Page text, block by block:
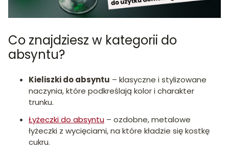
Co znajdziesz w kategorii do
absyntu?
Kieliszki do absyntu – klasyczne i stylizowane
naczynia, które podkreślają kolor i charakter
trunku.
Łyżeczki do absyntu – ozdobne, metalowe
łyżeczki z wycięciami, na które kładzie się kostkę
cukru.